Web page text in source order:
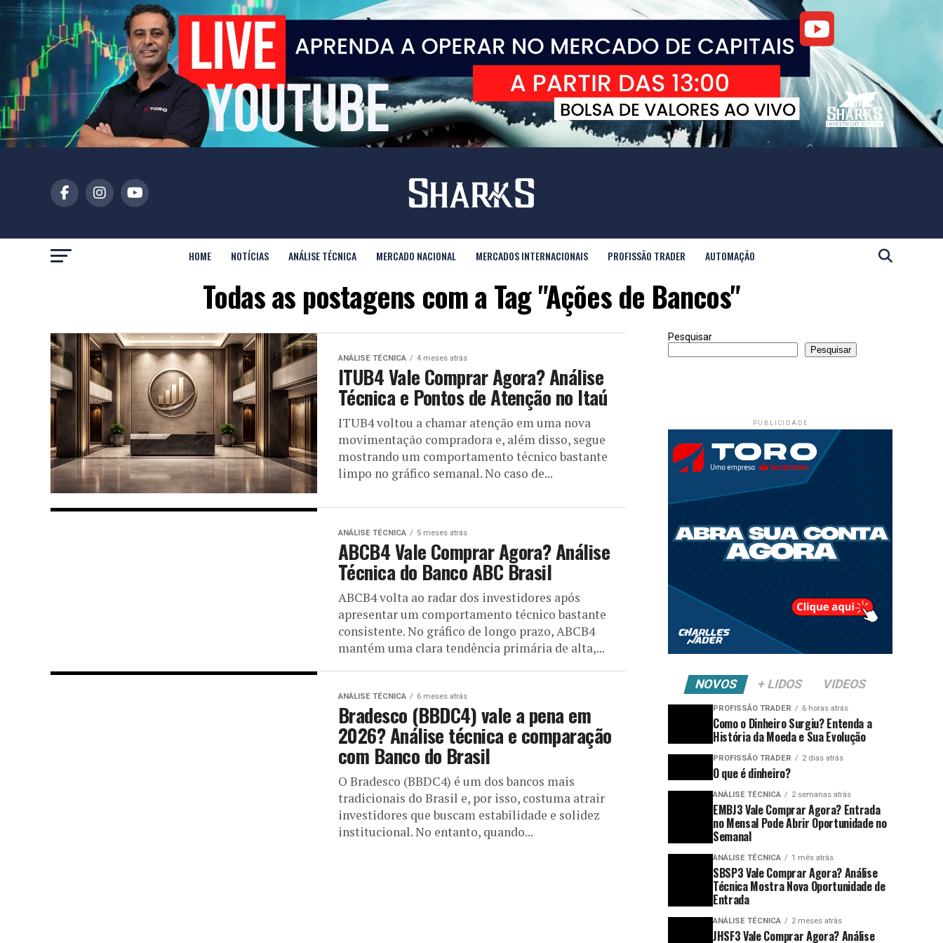
HOME NOTÍCIAS ANÁLISE TÉCNICA MERCADO NACIONAL MERCADOS INTERNACIONAIS PROFISSÃO TRADER AUTOMAÇÃO
Todas as postagens com a Tag "Ações de Bancos"
ANÁLISE TÉCNICA 4 meses atrás
ITUB4 Vale Comprar Agora? Análise
Técnica e Pontos de Atenção no Itaú
ITUB4 voltou a chamar atenção em uma nova
movimentação compradora e, além disso, segue
mostrando um comportamento técnico bastante
limpo no gráfico semanal. No caso de...
ANÁLISE TÉCNICA 5 meses atrás
ABCB4 Vale Comprar Agora? Análise
Técnica do Banco ABC Brasil
ABCB4 volta ao radar dos investidores após
apresentar um comportamento técnico bastante
consistente. No gráfico de longo prazo, ABCB4
mantém uma clara tendência primária de alta,...
ANÁLISE TÉCNICA 6 meses atrás
Bradesco (BBDC4) vale a pena em
2026? Análise técnica e comparação
com Banco do Brasil
O Bradesco (BBDC4) é um dos bancos mais
tradicionais do Brasil e, por isso, costuma atrair
investidores que buscam estabilidade e solidez
institucional. No entanto, quando...
Pesquisar
Pesquisar
PUBLICIDADE
NOVOS + LIDOS VIDEOS
PROFISSÃO TRADER 6 horas atrás
Como o Dinheiro Surgiu? Entenda a
História da Moeda e Sua Evolução
PROFISSÃO TRADER 2 dias atrás
O que é dinheiro?
ANÁLISE TÉCNICA 2 semanas atrás
EMBJ3 Vale Comprar Agora? Entrada
no Mensal Pode Abrir Oportunidade no
Semanal
ANÁLISE TÉCNICA 1 mês atrás
SBSP3 Vale Comprar Agora? Análise
Técnica Mostra Nova Oportunidade de
Entrada
ANÁLISE TÉCNICA 2 meses atrás
JHSF3 Vale Comprar Agora? Análise